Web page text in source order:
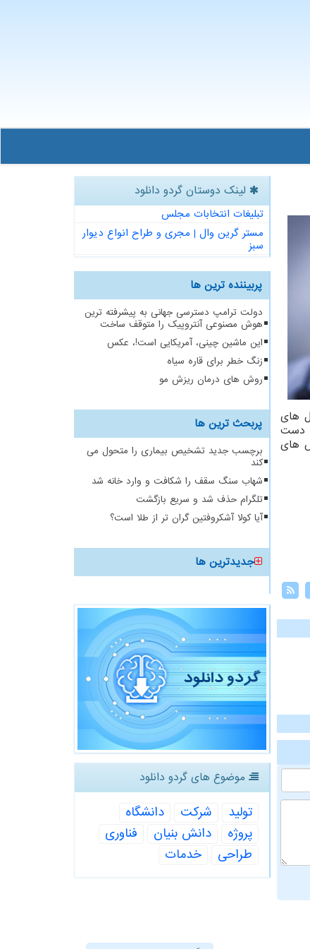
های
دست
های
لینک دوستان گردو دانلود
تبلیغات انتخابات مجلس
مستر گرین وال | مجری و طراح انواع دیوار
سبز
پربیننده ترین ها
دولت ترامپ دسترسی جهانی به پیشرفته ترین
هوش مصنوعی آنتروپیک را متوقف ساخت
این ماشین چینی، آمریکایی است!، عکس
زنگ خطر برای قاره سیاه
روش های درمان ریزش مو
پربحث ترین ها
برچسب جدید تشخیص بیماری را متحول می
کند
شهاب سنگ سقف را شکافت و وارد خانه شد
تلگرام حذف شد و سریع بازگشت
آیا کولا آشکروفتین گران تر از طلا است؟
جدیدترین ها
موضوع های گردو دانلود
تولید شركت
دانشگاه
پروژه
دانش بنیان
فناوری
طراحی
خدمات